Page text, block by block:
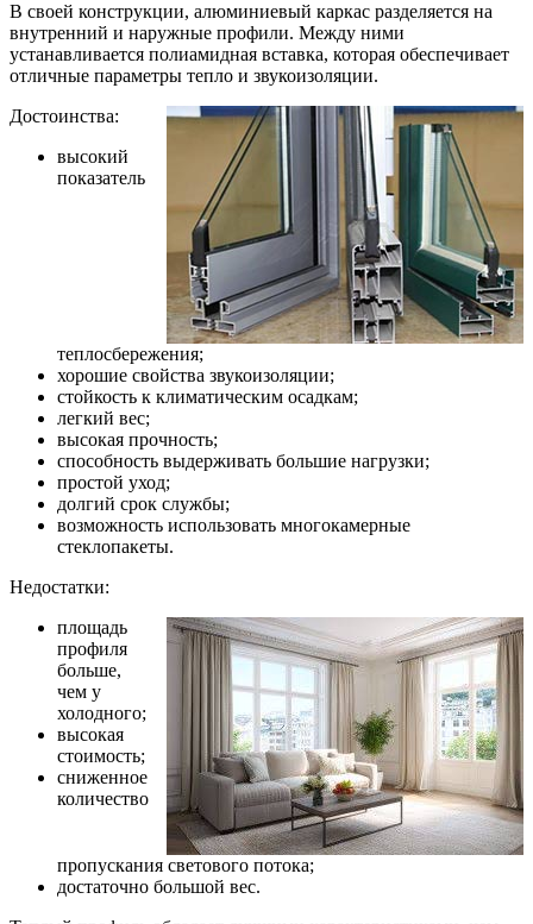
В своей конструкции, алюминиевый каркас разделяется на
внутренний и наружные профили. Между ними
устанавливается полиамидная вставка, которая обеспечивает
отличные параметры тепло и звукоизоляции.
Достоинства:
высокий
показатель
теплосбережения;
хорошие свойства звукоизоляции;
стойкость к климатическим осадкам;
легкий вес;
высокая прочность;
способность выдерживать большие нагрузки;
простой уход;
долгий срок службы;
возможность использовать многокамерные
стеклопакеты.
Недостатки:
площадь
профиля
больше,
чем у
холодного;
высокая
стоимость;
сниженное
количество
пропускания светового потока;
достаточно большой вес.